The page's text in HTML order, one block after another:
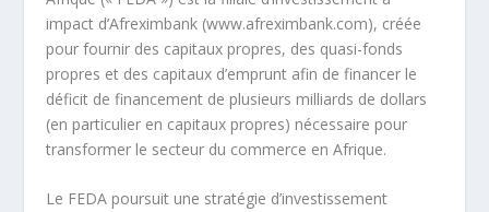
impact d’Afreximbank (www.afreximbank.com), créée
pour fournir des capitaux propres, des quasi-fonds
propres et des capitaux d’emprunt afin de financer le
déficit de financement de plusieurs milliards de dollars
(en particulier en capitaux propres) nécessaire pour
transformer le secteur du commerce en Afrique.
Le FEDA poursuit une stratégie d’investissement